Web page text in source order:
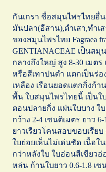
กันเกรา ชื่อสมุนไพรไทยอื่
มันปลา(อีสาน),ตำเสา,ทำเ
ของสมุนไพรไทย Fagraea
GENTIANACEAE เป็นส
กลางถึงใหญ่ สูง 8-30 เมต
หรือสีเทาปนดำ แตกเป็นร่อ
เหลือง เรือนยอดแตกกิ่งก้
พื้น ใบสมุนไพรไทยนี้ เป็นใ
ตอนปลายกิ่ง แผ่นใบบาง
กว้าง 2-4 เซนติเมตร ยาว
ยาวเรียวโคนสอบขอบเรีย
ใบย่อยเห็นไม่เด่นชัด เนื้อ
กว่าหลังใบ ใบอ่อนสีเขียว
หล่น ก้านใบยาว 0.6-1.8 เ